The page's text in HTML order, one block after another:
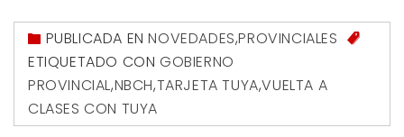
PUBLICADA ENNOVEDADES,PROVINCIALES
ETIQUETADO CON GOBIERNO
PROVINCIAL,NBCH,TARJETA TUYA,VUELTA A
CLASES CON TUYA